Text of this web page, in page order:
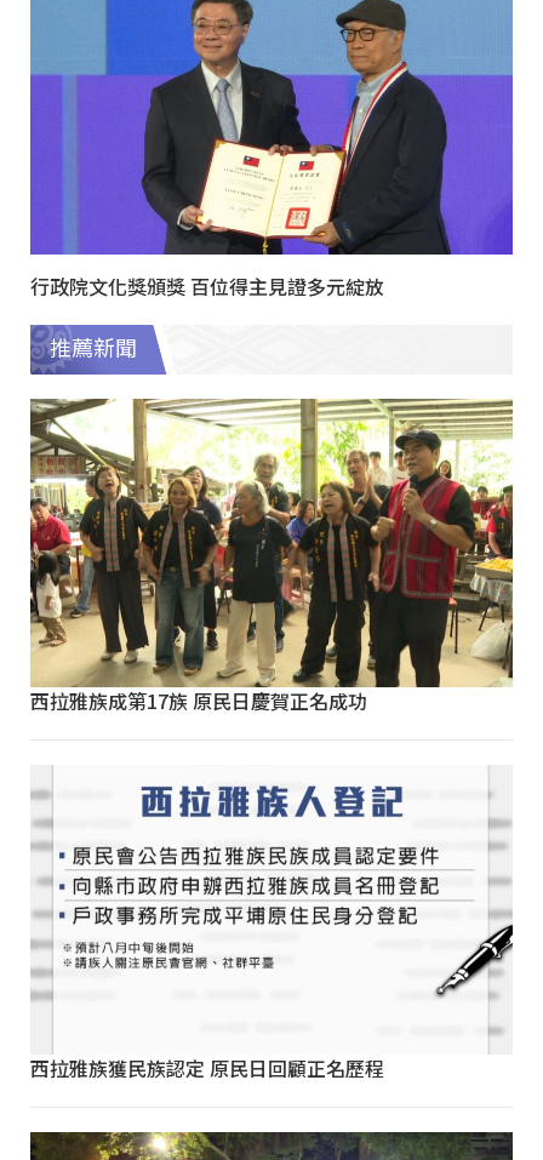
行政院文化獎頒獎 百位得主見證多元綻放
推薦新聞
西拉雅族成第17族 原民日慶賀正名成功
西拉雅族獲民族認定 原民日回顧正名歷程